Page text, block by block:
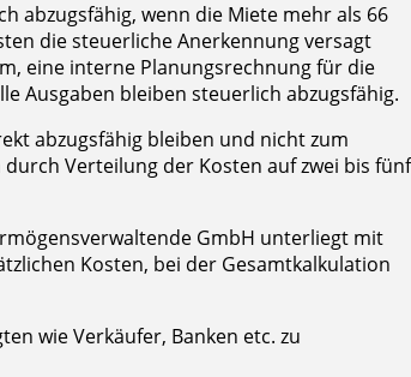
abzugsfähig, wenn die Miete mehr als 66
die steuerliche Anerkennung versagt
eine interne Planungsrechnung für die
Ausgaben bleiben steuerlich abzugsfähig.
abzugsfähig bleiben und nicht zum
Verteilung der Kosten auf zwei bis fünf
GmbH unterliegt mit
Kosten, bei der Gesamtkalkulation
wie Verkäufer, Banken etc. zu